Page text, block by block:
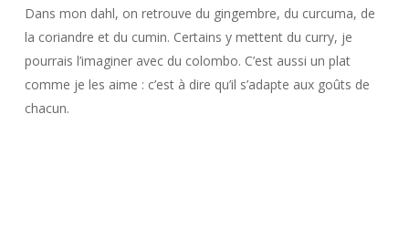
Dans mon dahl, on retrouve du gingembre, du curcuma, de
la coriandre et du cumin. Certains y mettent du curry, je
pourrais l’imaginer avec du colombo. C’est aussi un plat
comme je les aime : c’est à dire qu’il s’adapte aux goûts de
chacun.